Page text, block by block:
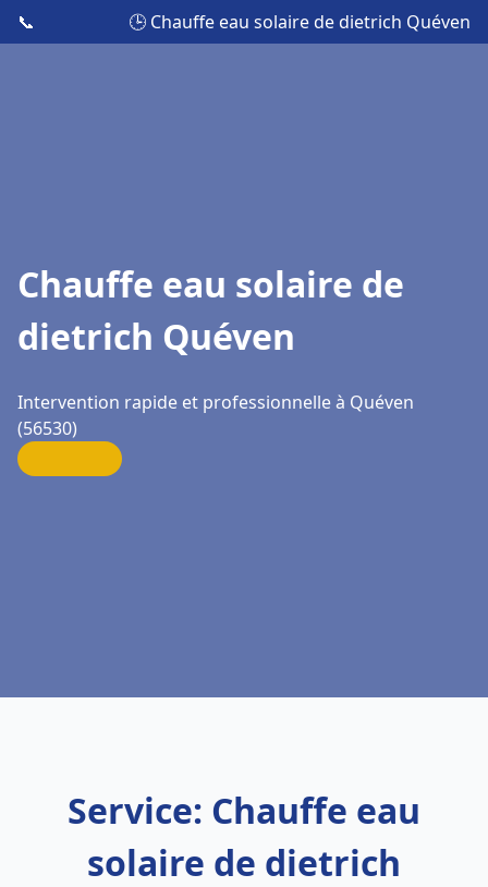
📞 🕒 Chauffe eau solaire de dietrich Quéven
Chauffe eau solaire de
dietrich Quéven
Intervention rapide et professionnelle à Quéven
(56530)
Service: Chauffe eau
solaire de dietrich